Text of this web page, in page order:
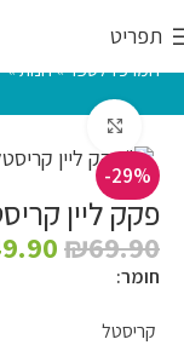
תפריט
המרכז לספר»חנות»
פקק ליין
₪69.90
חומר:
קריסטל
-29%